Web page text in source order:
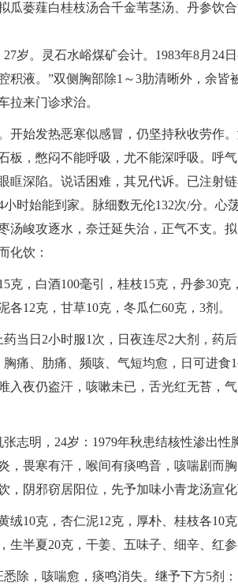
瓜蒌薤白桂枝汤合千金苇茎汤、丹参饮
岁。灵石水峪煤矿会计。1983年8月24
积液。”双侧胸部除1～3肋清晰外，余
拉来门诊求治。
开始发热恶寒似感冒，仍坚持秋收劳作
板，憋闷不能呼吸，尤不能深呼吸。呼
眶深陷。说话困难，其兄代诉。已注射
时始能到家。脉细数无伦132次/分。心
汤峻攻逐水，奈迁延失治，正气不支。
化饮：
克，白酒100毫引，桂枝15克，丹参30
各12克，甘草10克，冬瓜仁60克，3剂。
药当日2小时服1次，日夜连尽2大剂，药
胸痛、肋痛、频咳、气短均愈，日可进
入夜仍盗汗，咳嗽未已，舌光红无苔，
张志明，24岁：1979年秋患结核性渗出
，畏寒有汗，喉间有痰鸣音，咳喘剧而
，阴邪窃居阳位，先予加味小青龙汤宣
绒10克，杏仁泥12克，厚朴、桂枝各10
生半夏20克，干姜、五味子、细辛、红
悉除，咳喘愈，痰鸣消失。继予下方5剂：